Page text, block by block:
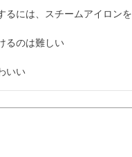
るには、スチームアイロンを
るのは難しい